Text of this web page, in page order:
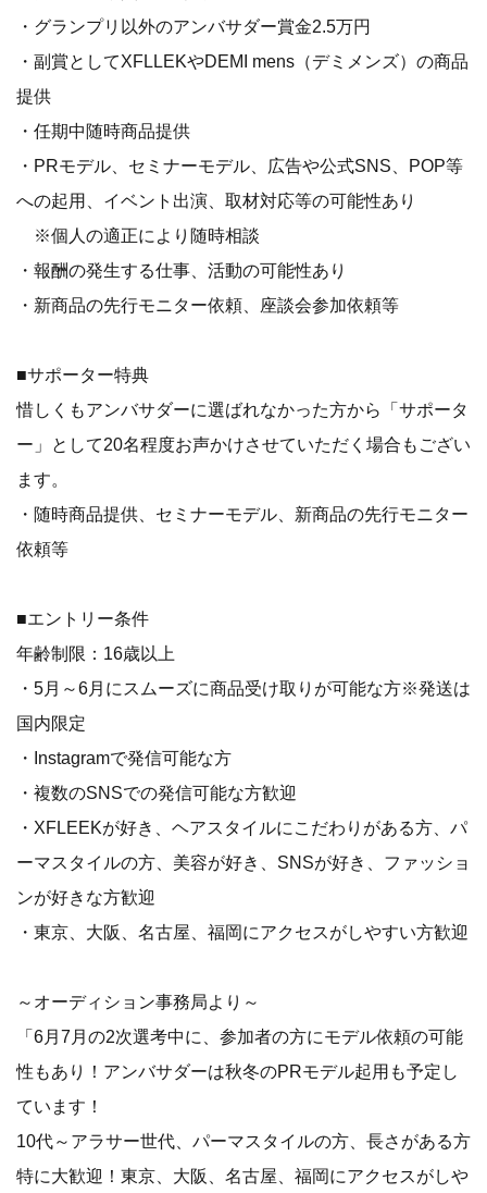
・グランプリ以外のアンバサダー賞金2.5万円
・副賞としてXFLLEKやDEMI mens（デミメンズ）の商品
提供
・任期中随時商品提供
・PRモデル、セミナーモデル、広告や公式SNS、POP等
への起用、イベント出演、取材対応等の可能性あり
※個人の適正により随時相談
・報酬の発生する仕事、活動の可能性あり
・新商品の先行モニター依頼、座談会参加依頼等
■サポーター特典
惜しくもアンバサダーに選ばれなかった方から「サポータ
ー」として20名程度お声かけさせていただく場合もござい
ます。
・随時商品提供、セミナーモデル、新商品の先行モニター
依頼等
■エントリー条件
年齢制限：16歳以上
・5月～6月にスムーズに商品受け取りが可能な方※発送は
国内限定
・Instagramで発信可能な方
・複数のSNSでの発信可能な方歓迎
・XFLEEKが好き、ヘアスタイルにこだわりがある方、パ
ーマスタイルの方、美容が好き、SNSが好き、ファッショ
ンが好きな方歓迎
・東京、大阪、名古屋、福岡にアクセスがしやすい方歓迎
～オーディション事務局より～
「6月7月の2次選考中に、参加者の方にモデル依頼の可能
性もあり！アンバサダーは秋冬のPRモデル起用も予定し
ています！
10代～アラサー世代、パーマスタイルの方、長さがある方
特に大歓迎！東京、大阪、名古屋、福岡にアクセスがしや